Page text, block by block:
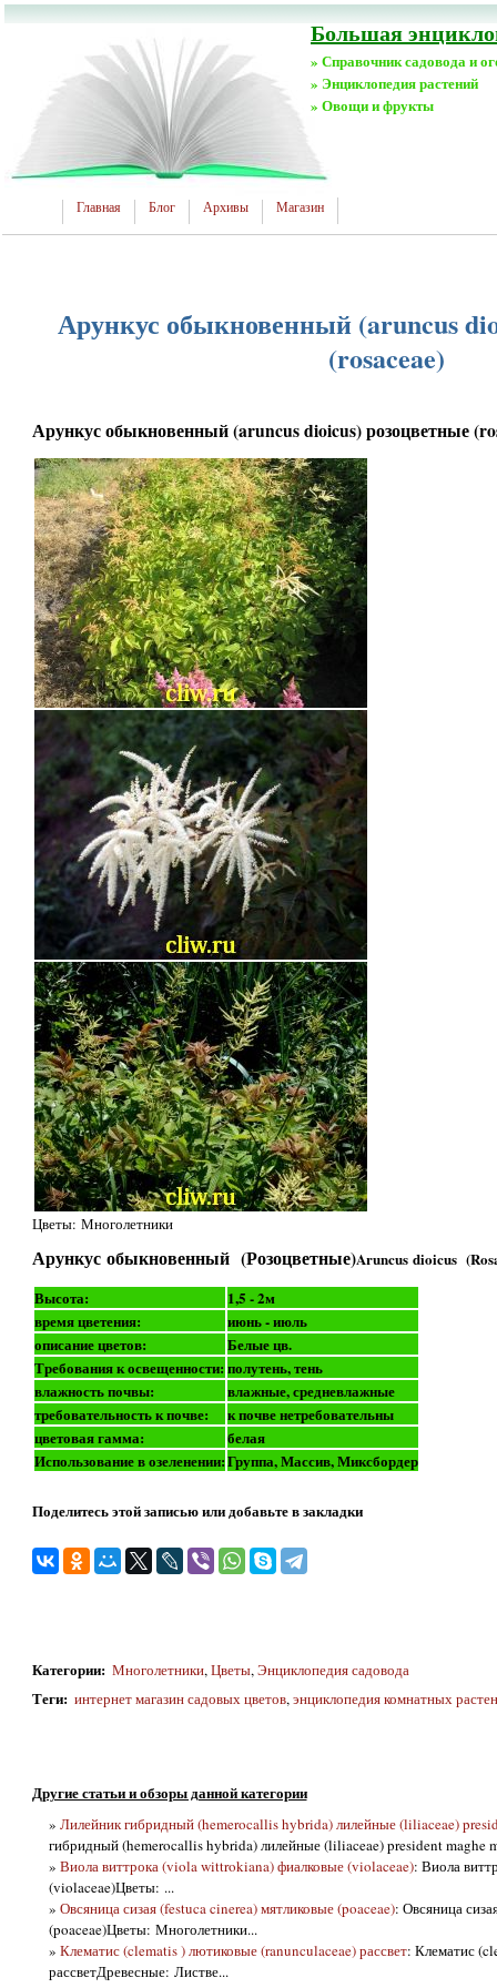
Большая
» Справочник садовода и
» Энциклопедия растений
» Овощи и фрукты
Главная Блог Архивы Магазин
Арункус обыкновенный (aruncus
(rosaceae)
Арункус обыкновенный (aruncus dioicus) розоцветные
Цветы: Многолетники
Арункус обыкновенный (Розоцветные)Aruncus dioicus
Высота:
1,5 - 2м
время цветения:
июнь - июль
описание цветов:
Белые цв.
Требования к освещенности: полутень, тень
влажность почвы:
влажные, средневлажные
требовательность к почве:
к почве нетребовательны
цветовая гамма:
белая
Использование в озеленении:Группа, Массив, Миксбордер
Поделитесь этой записью или добавьте в закладки
Категории: Многолетники,Цветы,Энциклопедия садовода
Теги: интернет магазин садовых цветов,энциклопедия комнатных
Другие статьи и обзоры данной категории
» Лилейник гибридный (hemerocallis hybrida) лилейные (liliaceae)
гибридный (hemerocallis hybrida) лилейные (liliaceae) president maghe
» Виола виттрока (viola wittrokiana) фиалковые (violaceae): Виола
(violaceae)Цветы: ...
» Овсяница сизая (festuca cinerea) мятликовые (poaceae): Овсяница
(poaceae)Цветы: Многолетники...
» Клематис (clematis ) лютиковые (ranunculaceae) рассвет: Клематис
рассветДревесные: Листве...